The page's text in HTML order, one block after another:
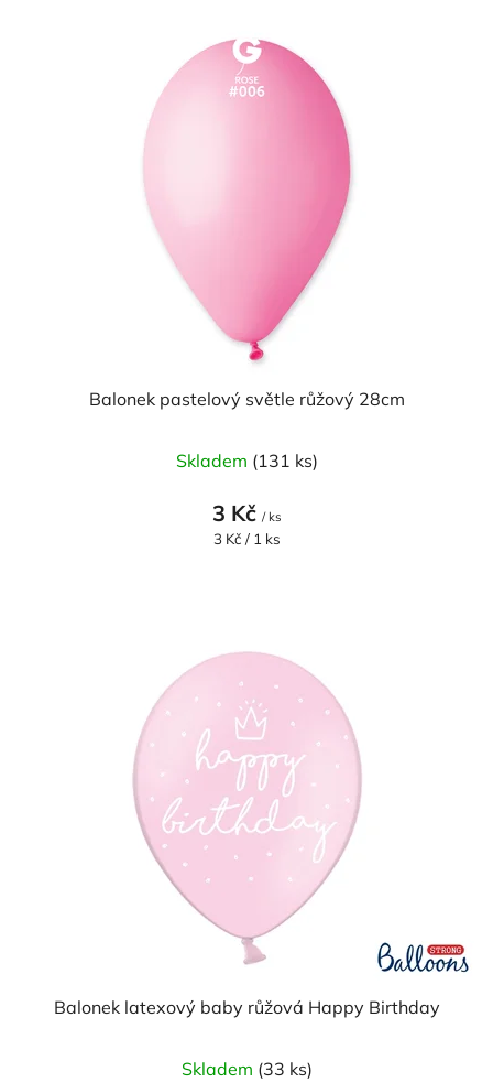
Balonek pastelový světle růžový 28cm
Skladem (131 ks)
3 Kč / ks
Měrná
3 Kč / 1 ks
Balonek latexový baby růžová Happy Birthday
Skladem (33 ks)